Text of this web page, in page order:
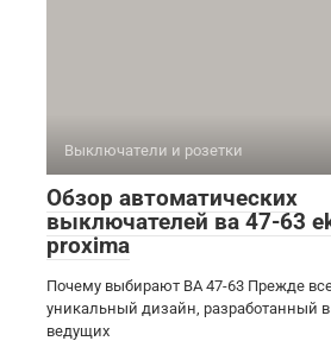
Выключатели и розетки
Обзор автоматических
выключателей ва 47-63
proxima
Почему выбирают ВА 47-63 Прежде
уникальный дизайн, разработанный
ведущих